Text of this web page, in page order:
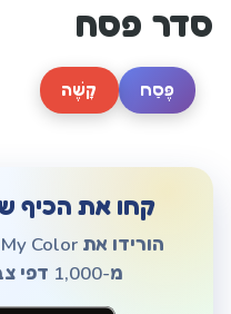
סדר פסח
פֶּסַח קָשֶׁה
קחו את הכיף
מ-1,000 דפי צביעה ללא פרסומות.